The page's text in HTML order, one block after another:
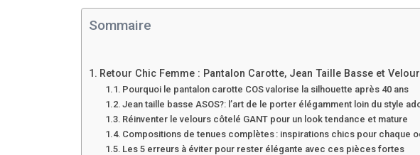
Sommaire
Retour Chic Femme : Pantalon Carotte, Jean Taille Basse et
Pourquoi le pantalon carotte COS valorise la silhouette après 40 ans
Jean taille basse ASOS?: l’art de le porter élégamment loin du style
Réinventer le velours côtelé GANT pour un look tendance et mature
Compositions de tenues complètes : inspirations chics pour chaque
Les 5 erreurs à éviter pour rester élégante avec ces pièces fortes